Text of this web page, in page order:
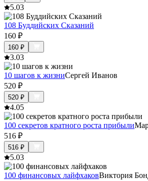
5.03
108 Буддийских Сказаний
160 ₽
160 ₽
3.03
10 шагов к жизниСергей Иванов
520 ₽
520 ₽
4.05
100 секретов кратного роста прибыли
516 ₽
516 ₽
5.03
100 финансовых лайфхаковВиктория